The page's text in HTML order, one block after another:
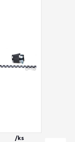
/ks